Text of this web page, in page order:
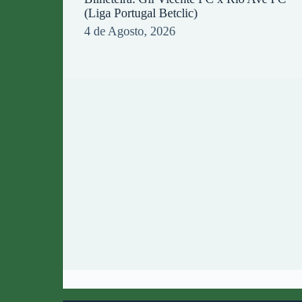
(Liga Portugal Betclic)
4 de Agosto, 2026